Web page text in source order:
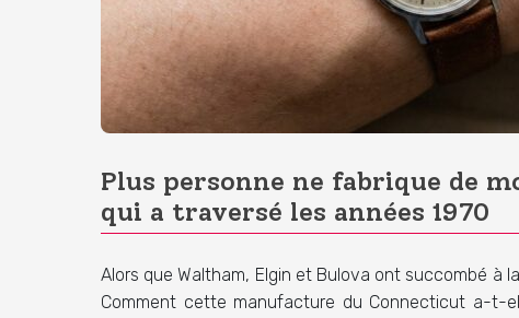
Plus personne ne fabrique de
qui a traversé les années 1970
Alors que Waltham, Elgin et Bulova ont succombé à
Comment cette manufacture du Connecticut a-t-